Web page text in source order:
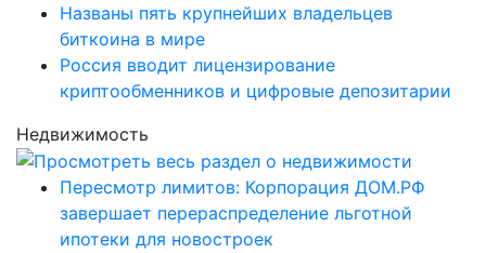
Названы пять крупнейших владельцев
биткоина в мире
Россия вводит лицензирование
криптообменников и цифровые депозитарии
Недвижимость
Пересмотр лимитов: Корпорация ДОМ.РФ
завершает перераспределение льготной
ипотеки для новостроек